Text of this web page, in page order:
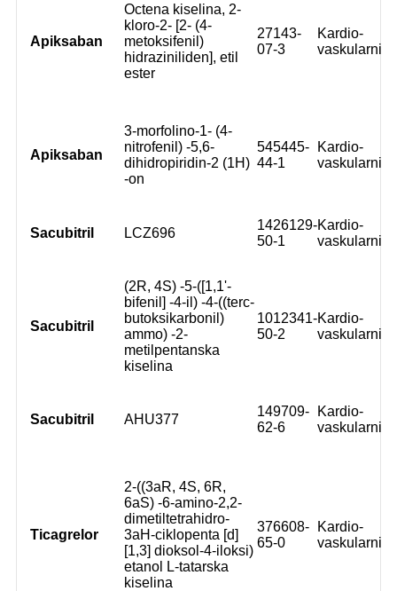
Apiksaban
Octena kiselina, 2-
kloro-2- [2- (4-
metoksifenil)
hidraziniliden], etil
ester
27143-
07-3
Kardio-
vaskularni
Apiksaban
3-morfolino-1- (4-
nitrofenil) -5,6-
dihidropiridin-2 (1H)
-on
545445-
44-1
Kardio-
vaskularni
Sacubitril LCZ696
1426129-
50-1
Kardio-
vaskularni
Sacubitril
(2R, 4S) -5-([1,1'-
bifenil] -4-il) -4-((terc-
butoksikarbonil)
ammo) -2-
metilpentanska
kiselina
1012341-
50-2
Kardio-
vaskularni
Sacubitril AHU377
149709-
62-6
Kardio-
vaskularni
Ticagrelor
2-((3aR, 4S, 6R,
6aS) -6-amino-2,2-
dimetiltetrahidro-
3aH-ciklopenta [d]
[1,3] dioksol-4-iloksi)
etanol L-tatarska
kiselina
376608-
65-0
Kardio-
vaskularni